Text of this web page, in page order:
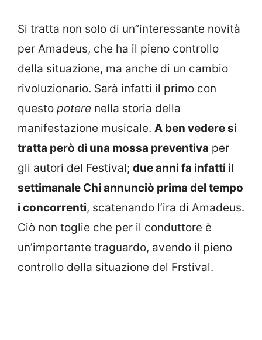
Si tratta non solo di un”interessante novità
per Amadeus, che ha il pieno controllo
della situazione, ma anche di un cambio
rivoluzionario. Sarà infatti il primo con
questo potere nella storia della
manifestazione musicale. A ben vedere si
tratta però di una mossa preventiva per
gli autori del Festival; due anni fa infatti il
settimanale Chi annunciò prima del tempo
i concorrenti, scatenando l’ira di Amadeus.
Ciò non toglie che per il conduttore è
un’importante traguardo, avendo il pieno
controllo della situazione del Frstival.